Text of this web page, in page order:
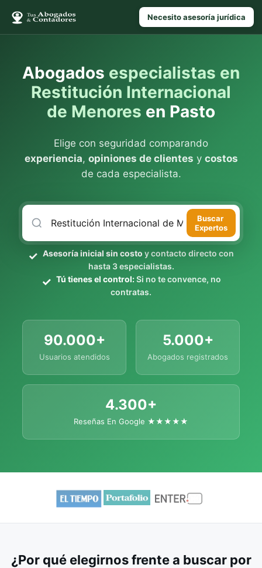
Necesito asesoría jurídica
Abogados especialistas en
Restitución Internacional
de Menores en Pasto
Elige con seguridad comparando
experiencia, opiniones de clientes y costos
de cada especialista.
Buscar
Expertos
Asesoría inicial sin costo y contacto directo con
hasta 3 especialistas.
Tú tienes el control:Si no te convence, no
contratas.
90.000+
Usuarios atendidos
5.000+
Abogados registrados
4.300+
Reseñas En Google ★★★★★
¿Por qué elegirnos frente a buscar por